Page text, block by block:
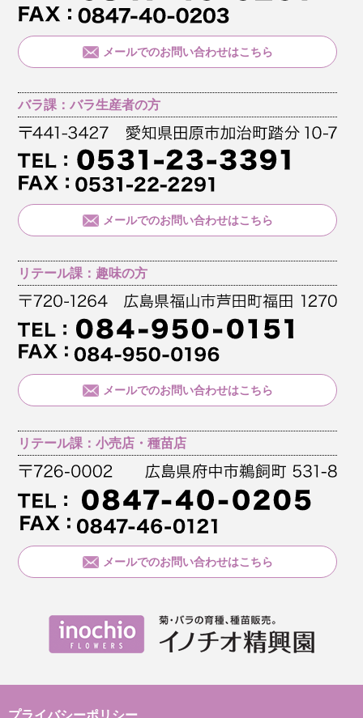
メールでのお問い合わせはこちら
バラ課：バラ生産者の方
メールでのお問い合わせはこちら
リテール課：趣味の方
メールでのお問い合わせはこちら
リテール課：小売店・種苗店
メールでのお問い合わせはこちら